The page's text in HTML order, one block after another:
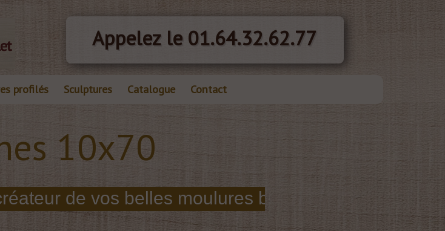
Appelez le 01.64.32.62.77
profilés Sculptures Catalogue Contact
10x70